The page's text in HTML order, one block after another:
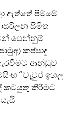
ඇත්තේ පිම්මේ
සීමිත
පෙන්නුම්
කප්පාදු
ආන්ඩුව
“වැටුප් ඉහල
කටයුතු කිරීමට